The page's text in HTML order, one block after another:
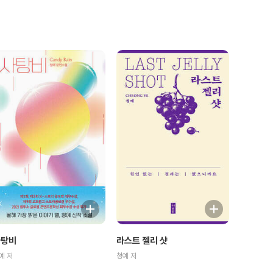
비
저
라스트 젤리 샷
청예 저